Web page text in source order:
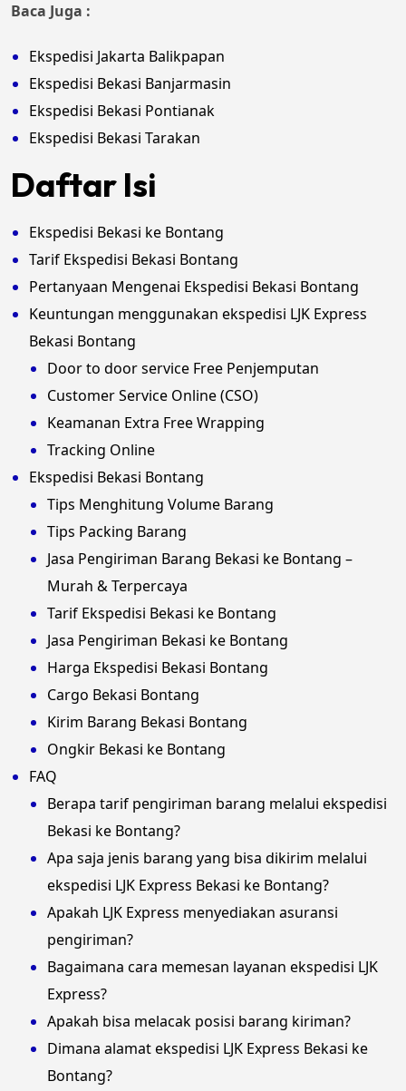
Baca Juga :
Ekspedisi Jakarta Balikpapan
Ekspedisi Bekasi Banjarmasin
Ekspedisi Bekasi Pontianak
Ekspedisi Bekasi Tarakan
Daftar Isi
Ekspedisi Bekasi ke Bontang
Tarif Ekspedisi Bekasi Bontang
Pertanyaan Mengenai Ekspedisi Bekasi Bontang
Keuntungan menggunakan ekspedisi LJK Express
Bekasi Bontang
Door to door service Free Penjemputan
Customer Service Online (CSO)
Keamanan Extra Free Wrapping
Tracking Online
Ekspedisi Bekasi Bontang
Tips Menghitung Volume Barang
Tips Packing Barang
Jasa Pengiriman Barang Bekasi ke Bontang –
Murah & Terpercaya
Tarif Ekspedisi Bekasi ke Bontang
Jasa Pengiriman Bekasi ke Bontang
Harga Ekspedisi Bekasi Bontang
Cargo Bekasi Bontang
Kirim Barang Bekasi Bontang
Ongkir Bekasi ke Bontang
FAQ
Berapa tarif pengiriman barang melalui ekspedisi
Bekasi ke Bontang?
Apa saja jenis barang yang bisa dikirim melalui
ekspedisi LJK Express Bekasi ke Bontang?
Apakah LJK Express menyediakan asuransi
pengiriman?
Bagaimana cara memesan layanan ekspedisi LJK
Express?
Apakah bisa melacak posisi barang kiriman?
Dimana alamat ekspedisi LJK Express Bekasi ke
Bontang?